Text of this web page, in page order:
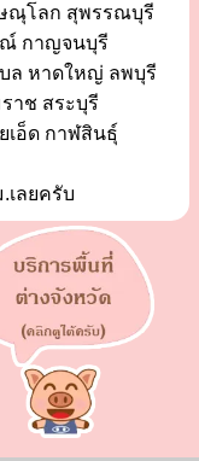
ณุโลก สุพรรณบุรี
ณ์ กาญจนบุรี
ล หาดใหญ่ ลพบุรี
าช สระบุรี
เอ็ด กาฬสินธุ์
เลยครับ